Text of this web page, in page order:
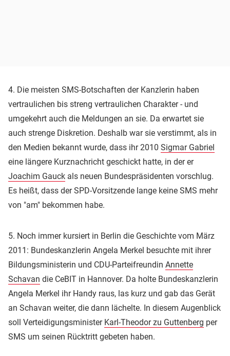
4. Die meisten SMS-Botschaften der Kanzlerin haben
vertraulichen bis streng vertraulichen Charakter - und
umgekehrt auch die Meldungen an sie. Da erwartet sie
auch strenge Diskretion. Deshalb war sie verstimmt, als in
den Medien bekannt wurde, dass ihr 2010 Sigmar Gabriel
eine längere Kurznachricht geschickt hatte, in der er
Joachim Gauck als neuen Bundespräsidenten vorschlug.
Es heißt, dass der SPD-Vorsitzende lange keine SMS mehr
von "am" bekommen habe.
5. Noch immer kursiert in Berlin die Geschichte vom März
2011: Bundeskanzlerin Angela Merkel besuchte mit ihrer
Bildungsministerin und CDU-Parteifreundin Annette
Schavan die CeBIT in Hannover. Da holte Bundeskanzlerin
Angela Merkel ihr Handy raus, las kurz und gab das Gerät
an Schavan weiter, die dann lächelte. In diesem Augenblick
soll Verteidigungsminister Karl-Theodor zu Guttenberg per
SMS um seinen Rücktritt gebeten haben.